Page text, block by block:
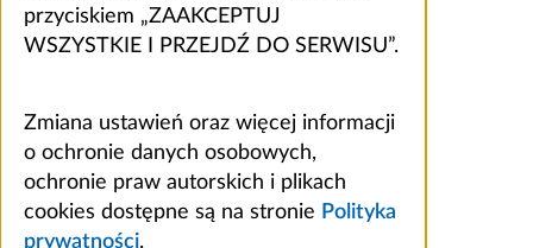
przyciskiem „ZAAKCEPTUJ
WSZYSTKIE I PRZEJDŹ DO SERWISU”.
Zmiana ustawień oraz więcej informacji
o ochronie danych osobowych,
ochronie praw autorskich i plikach
cookies dostępne są na stronie Polityka
prywatności.